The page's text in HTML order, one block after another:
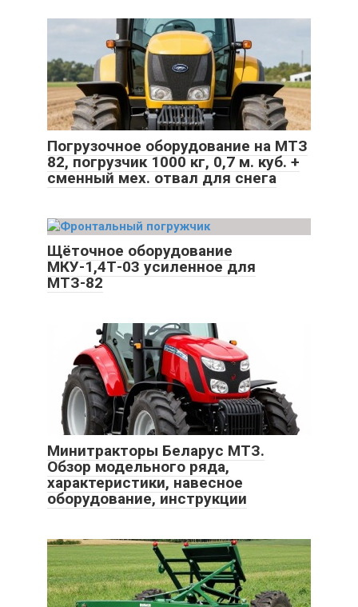
Погрузочное оборудование на МТЗ
82, погрузчик 1000 кг, 0,7 м. куб. +
сменный мех. отвал для снега
Щёточное оборудование
МКУ-1,4Т-03 усиленное для
МТЗ-82
Минитракторы Беларус МТЗ.
Обзор модельного ряда,
характеристики, навесное
оборудование, инструкции